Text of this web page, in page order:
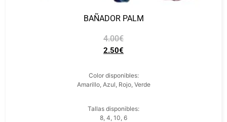
BAÑADOR PALM
4.00€
2.50€
Color disponibles:
Amarillo, Azul, Rojo, Verde
Tallas disponibles:
8, 4, 10, 6